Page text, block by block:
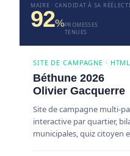
MAIRE · CANDIDAT À SA
92%PROMESSES
TENUES
SITE DE CAMPAGNE ·
Béthune 2026
Olivier Gacquerre
Site de campagne multi-
interactive par quartier,
municipales, quiz citoyen